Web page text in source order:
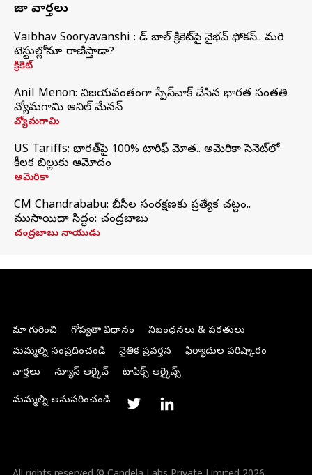
తాజా వార్తలు
Vaibhav Sooryavanshi : రెడ్ బాల్ క్రికెట్‌పై వైభవ్ ఫోకస్.. మరి
టెస్టుల్లోనూ రాణిస్తాడా?
క్రికెట్
Anil Menon: విజయవంతంగా స్పేస్‌వాక్‌ చేసిన భారత సంతతి
వ్యోమగామి అనిల్‌ మేనన్
వ్యోమగామి
US Tariffs: భారత్‌పై 100% టారిఫ్‌ మోత.. అమెరికా సెనెట్‌లో
కీలక బిల్లుకు ఆమోదం
అమెరికా
CM Chandrababu: బీసీల సంరక్షణకు ప్రత్యేక చట్టం..
ముసాయిదా సిద్ధం: చంద్రబాబు
చంద్రబాబు నాయుడు
మా గురించి గోప్యతా విధానం
నిబంధనలు & షరతులు
మమ్మల్ని సంప్రదించండి
నైతిక ప్రవర్తన
ఫిర్యాదుల పరిష్కారం
వార్తలు
న్యూస్ ఆర్కైవ్ టాపిక్స్ ఆర్కైవ్స్
మమ్మల్ని అనుసరించండి